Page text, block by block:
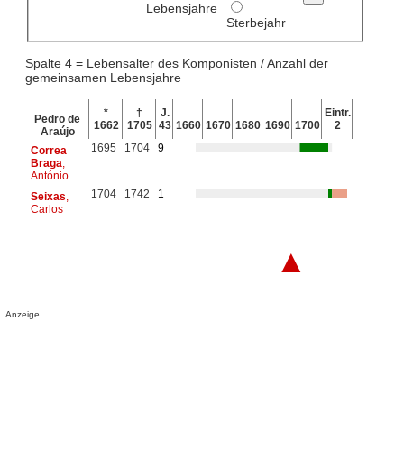
Lebensjahre
Sterbejahr
Spalte 4 = Lebensalter des Komponisten / Anzahl der
gemeinsamen Lebensjahre
Pedro de
Araújo
*
1662
†
1705
J.
43 1660 1670 1680 1690 1700
Eintr.
2
Correa
Braga
António
1695 1704 9
Seixas
Carlos
1704 1742 1
▲
Anzeige